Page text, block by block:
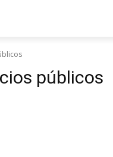
públicos